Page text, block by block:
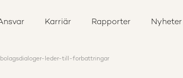
Karriär Rapporter Nyheter
leder-till-forbattringar